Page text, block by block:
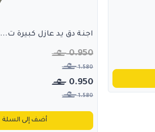
اجنة دق يد عازل كبيرة ت...
0.950
1.580
0.950
1.580
أضف إلى السلة